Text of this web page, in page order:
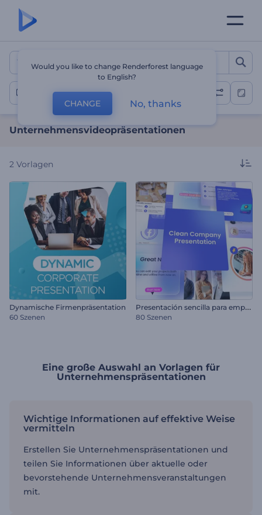
Unternehmen
Unternehmensvideopräsentationen
2 Vorlagen
Dynamische Firmenpräsentation
60 Szenen
P
resentación sencilla para empresas
80 Szenen
Eine große Auswahl an Vorlagen für
Unternehmenspräsentationen
Wichtige Informationen auf effektive Weise
vermitteln
Erstellen Sie Unternehmenspräsentationen und
teilen Sie Informationen über aktuelle oder
bevorstehende Unternehmensveranstaltungen
mit.
Would you like to change Renderforest language
to English?
CHANGE No, thanks